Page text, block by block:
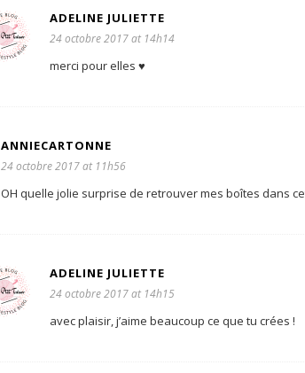
ADELINE JULIETTE
24 octobre 2017 at 14h14
merci pour elles ♥
ANNIECARTONNE
24 octobre 2017 at 11h56
OH quelle jolie surprise de retrouver mes boîtes dans
ADELINE JULIETTE
24 octobre 2017 at 14h15
avec plaisir, j’aime beaucoup ce que tu crées !